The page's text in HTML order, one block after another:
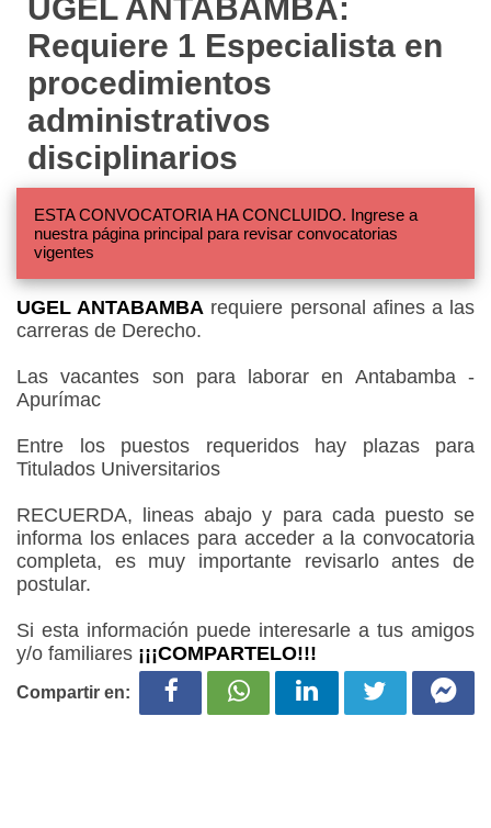
UGEL ANTABAMBA:
Requiere 1 Especialista en
procedimientos
administrativos
disciplinarios
ESTA CONVOCATORIA HA CONCLUIDO. Ingrese a
nuestra página principal para revisar convocatorias
vigentes
UGEL ANTABAMBA requiere personal afines a las
carreras de Derecho.
Las vacantes son para laborar en Antabamba -
Apurímac
Entre los puestos requeridos hay plazas para
Titulados Universitarios
RECUERDA, lineas abajo y para cada puesto se
informa los enlaces para acceder a la convocatoria
completa, es muy importante revisarlo antes de
postular.
Si esta información puede interesarle a tus amigos
y/o familiares ¡¡¡COMPARTELO!!!
Compartir en: